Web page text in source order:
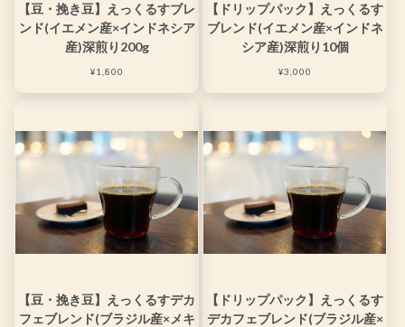
【豆・挽き豆】えっくるすブレ
ンド(イエメン産×インドネシア
産)深煎り200g
¥1,800
【ドリップパック】えっくるす
ブレンド(イエメン産×インドネ
シア産)深煎り10個
¥3,000
【豆・挽き豆】えっくるすデカ
フェブレンド(ブラジル産×メキ
【ドリップパック】えっくるす
デカフェブレンド(ブラジル産×